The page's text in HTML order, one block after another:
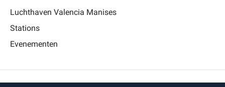
Luchthaven Valencia Manises
Stations
Evenementen